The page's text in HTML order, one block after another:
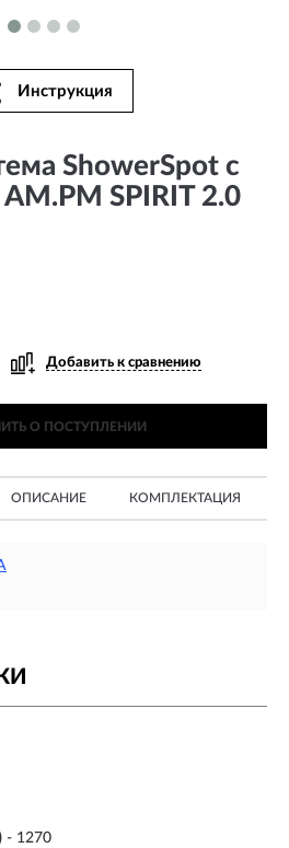
Инструкция
ShowerSpot с
SPIRIT 2.0
Добавить к сравнению
О ПОСТУПЛЕНИИ
ОПИСАНИЕ КОМПЛЕКТАЦИЯ
- 1270